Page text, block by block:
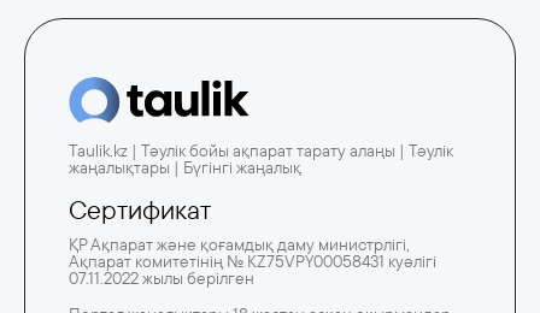
Taulik.kz | Тәулік бойы ақпарат тарату алаңы | Тәулік
жаңалықтары | Бүгінгі жаңалық
Сертификат
ҚР Ақпарат және қоғамдық даму министрлігі,
Ақпарат комитетінің № KZ75VPY00058431 куәлігі
07.11.2022 жылы берілген